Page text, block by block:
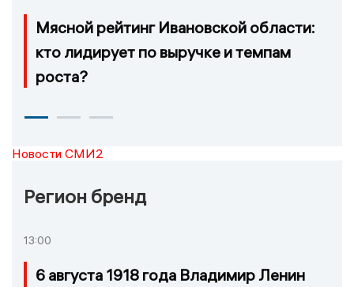
Мясной рейтинг Ивановской области:
кто лидирует по выручке и темпам
роста?
Новости СМИ2
Регион бренд
13:00
6 августа 1918 года Владимир Ленин